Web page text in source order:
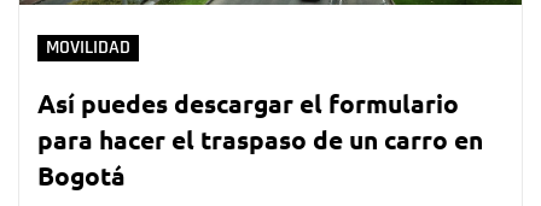
MOVILIDAD
Así puedes descargar el formulario
para hacer el traspaso de un carro en
Bogotá